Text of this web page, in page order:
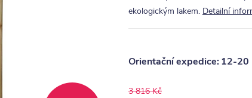
ekologickým lakem. Detailní
12-20
3 816 Kč